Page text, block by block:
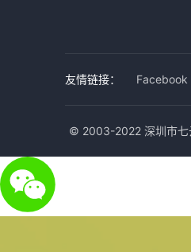
友情链接： Facebook
© 2003-2022 深圳市七